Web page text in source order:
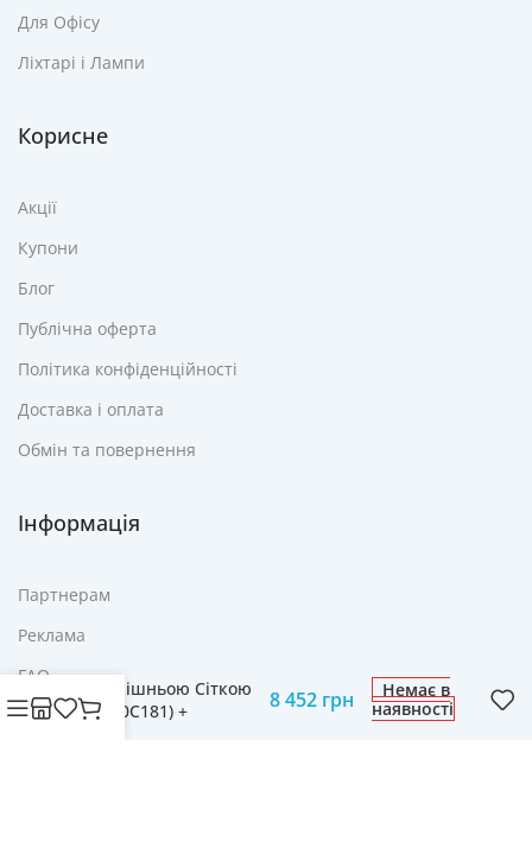
Для Офісу
Ліхтарі і Лампи
Корисне
Акції
Купони
Блог
Публічна оферта
Політика конфіденційності
Доставка і оплата
Обмін та повернення
Інформація
Партнерам
Реклама
FAQ
Контакти
Батут Neo-Sport
Внутрішньою Сіткою
(NS-10C181) +
8 452 грн
Немає в
наявності